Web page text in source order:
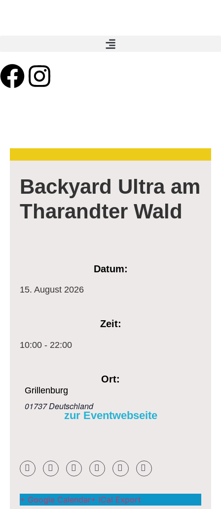
Backyard Ultra am
Tharandter Wald
Datum:
15. August 2026
Zeit:
10:00 - 22:00
Ort:
Grillenburg
01737Deutschland
zur Eventwebseite
+ Google Calendar+ ICal Export